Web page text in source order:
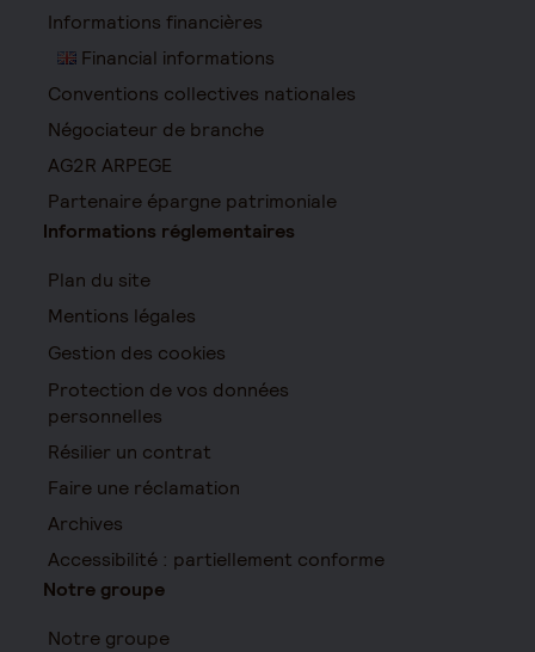
Informations financières
Financial informations
Conventions collectives nationales
Négociateur de branche
AG2R ARPEGE
Partenaire épargne patrimoniale
Informations réglementaires
Plan du site
Mentions légales
Gestion des cookies
Protection de vos données
personnelles
Résilier un contrat
Faire une réclamation
Archives
Accessibilité : partiellement conforme
Notre groupe
Notre groupe